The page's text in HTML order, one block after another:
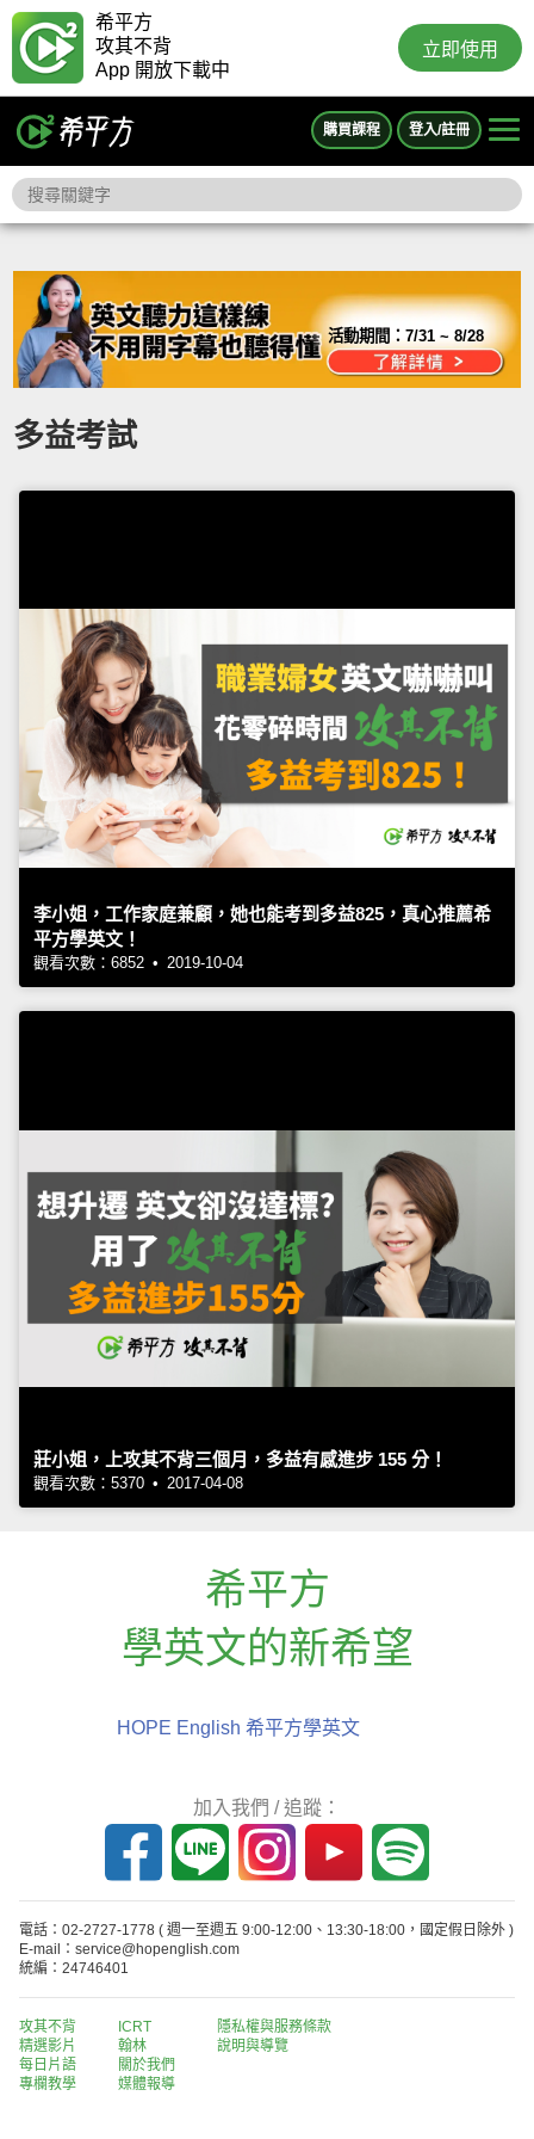
希平方
攻其不背
App 開放下載中
立即使用
購買課程 登入/註冊
活動期間：7/31 ~ 8/28
多益考試
李小姐，工作家庭兼顧，她也能考到多益825，真心推薦希
平方學英文！
觀看次數：6852 • 2019-10-04
莊小姐，上攻其不背三個月，多益有感進步 155 分！
觀看次數：5370 • 2017-04-08
希平方
學英文的新希望
HOPE English 希平方學英文
加入我們 / 追蹤：
電話：02-2727-1778 ( 週一至週五 9:00-12:00、13:30-18:00，國定假日除外 )
E-mail：service@hopenglish.com
統編：24746401
攻其不背
精選影片
每日片語
專欄教學
ICRT
翰林
關於我們
媒體報導
隱私權與服務條款
說明與導覽